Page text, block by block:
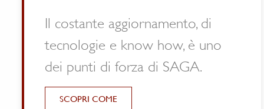
Il costante aggiornamento, di
tecnologie e know how, è uno
dei punti di forza di SAGA.
SCOPRI COME